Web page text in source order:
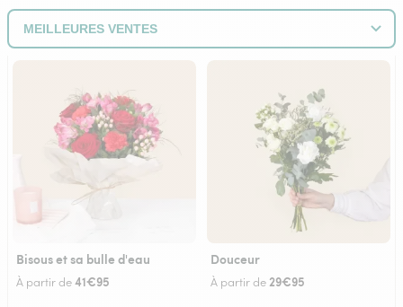
Bisous et sa bulle d'eau
À partir de41€95
Douceur
À partir de29€95